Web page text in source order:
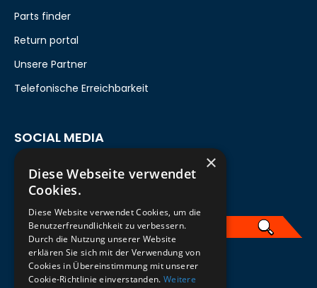
Parts finder
Return portal
Unsere Partner
Telefonische Erreichbarkeit
SOCIAL MEDIA
English
×
Diese Webseite verwendet
Cookies.
Diese Website verwendet Cookies, um die
Benutzerfreundlichkeit zu verbessern.
Durch die Nutzung unserer Website
erklären Sie sich mit der Verwendung von
Cookies in Übereinstimmung mit unserer
Cookie-Richtlinie einverstanden. Weitere